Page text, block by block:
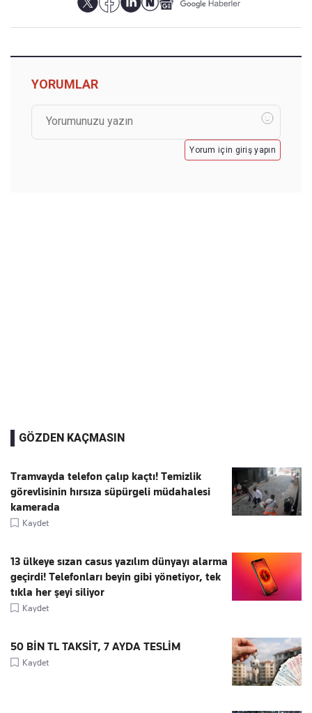
YORUMLAR
Yorum için giriş yapın
GÖZDEN KAÇMASIN
Tramvayda telefon çalıp kaçtı! Temizlik
görevlisinin hırsıza süpürgeli müdahalesi
kamerada
Kaydet
13 ülkeye sızan casus yazılım dünyayı alarma
geçirdi! Telefonları beyin gibi yönetiyor, tek
tıkla her şeyi siliyor
Kaydet
50 BİN TL TAKSİT, 7 AYDA TESLİM
Kaydet